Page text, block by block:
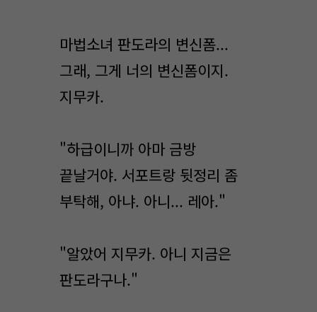
마법소녀 판도라의 변신폼...
그래, 그게 너의 변신폼이지.
지무카.
"하급이니까 아마 금방
끝날거야. 서포트랑 뒷정리 좀
부탁해, 아냐. 아니... 레아."
"알았어 지무카. 아니 지금은
판도라구나."